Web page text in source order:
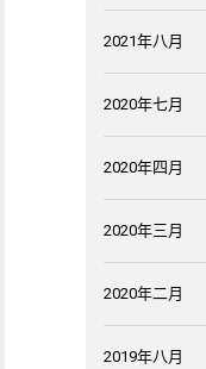
2021年八月
2020年七月
2020年四月
2020年三月
2020年二月
2019年八月